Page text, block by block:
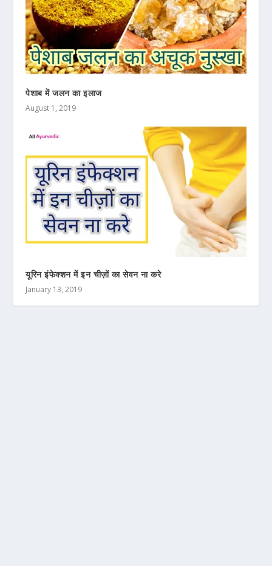
पेशाब में जलन का इलाज
August 1, 2019
यूरिन इंफेक्शन में इन चीज़ों का सेवन ना करे
January 13, 2019